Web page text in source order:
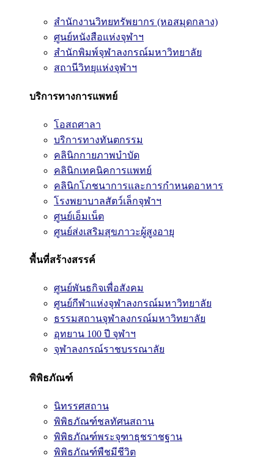
สำนักงานวิทยทรัพยากร (หอสมุดกลาง)
ศูนย์หนังสือแห่งจุฬาฯ
สำนักพิมพ์จุฬาลงกรณ์มหาวิทยาลัย
สถานีวิทยุแห่งจุฬาฯ
บริการทางการแพทย์
โอสถศาลา
บริการทางทันตกรรม
คลินิกกายภาพบำบัด
คลินิกเทคนิคการแพทย์
คลินิกโภชนาการและการกำหนดอาหาร
โรงพยาบาลสัตว์เล็กจุฬาฯ
ศูนย์เอ็มเน็ต
ศูนย์ส่งเสริมสุขภาวะผู้สูงอายุ
พื้นที่สร้างสรรค์
ศูนย์พันธกิจเพื่อสังคม
ศูนย์กีฬาแห่งจุฬาลงกรณ์มหาวิทยาลัย
ธรรมสถานจุฬาลงกรณ์มหาวิทยาลัย
อุทยาน 100 ปี จุฬาฯ
จุฬาลงกรณ์ราชบรรณาลัย
พิพิธภัณฑ์
นิทรรศสถาน
พิพิธภัณฑ์ชลทัศนสถาน
พิพิธภัณฑ์พระจุฑาธุชราชฐาน
พิพิธภัณฑ์พืชมีชีวิต